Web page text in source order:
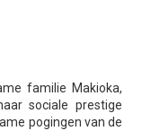
familie Makioka,
sociale prestige
pogingen van de